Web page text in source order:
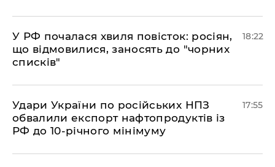
​У РФ почалася хвиля повісток: росіян,
що відмовилися, заносять до "чорних
списків"
18:22
​Удари України по російських НПЗ
обвалили експорт нафтопродуктів із
РФ до 10-річного мінімуму
17:55